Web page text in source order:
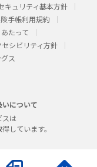
キュリティ基本方針
手帳利用規約
たって
セシビリティ方針
ス
について
スは
しています。